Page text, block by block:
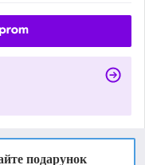
подарунок